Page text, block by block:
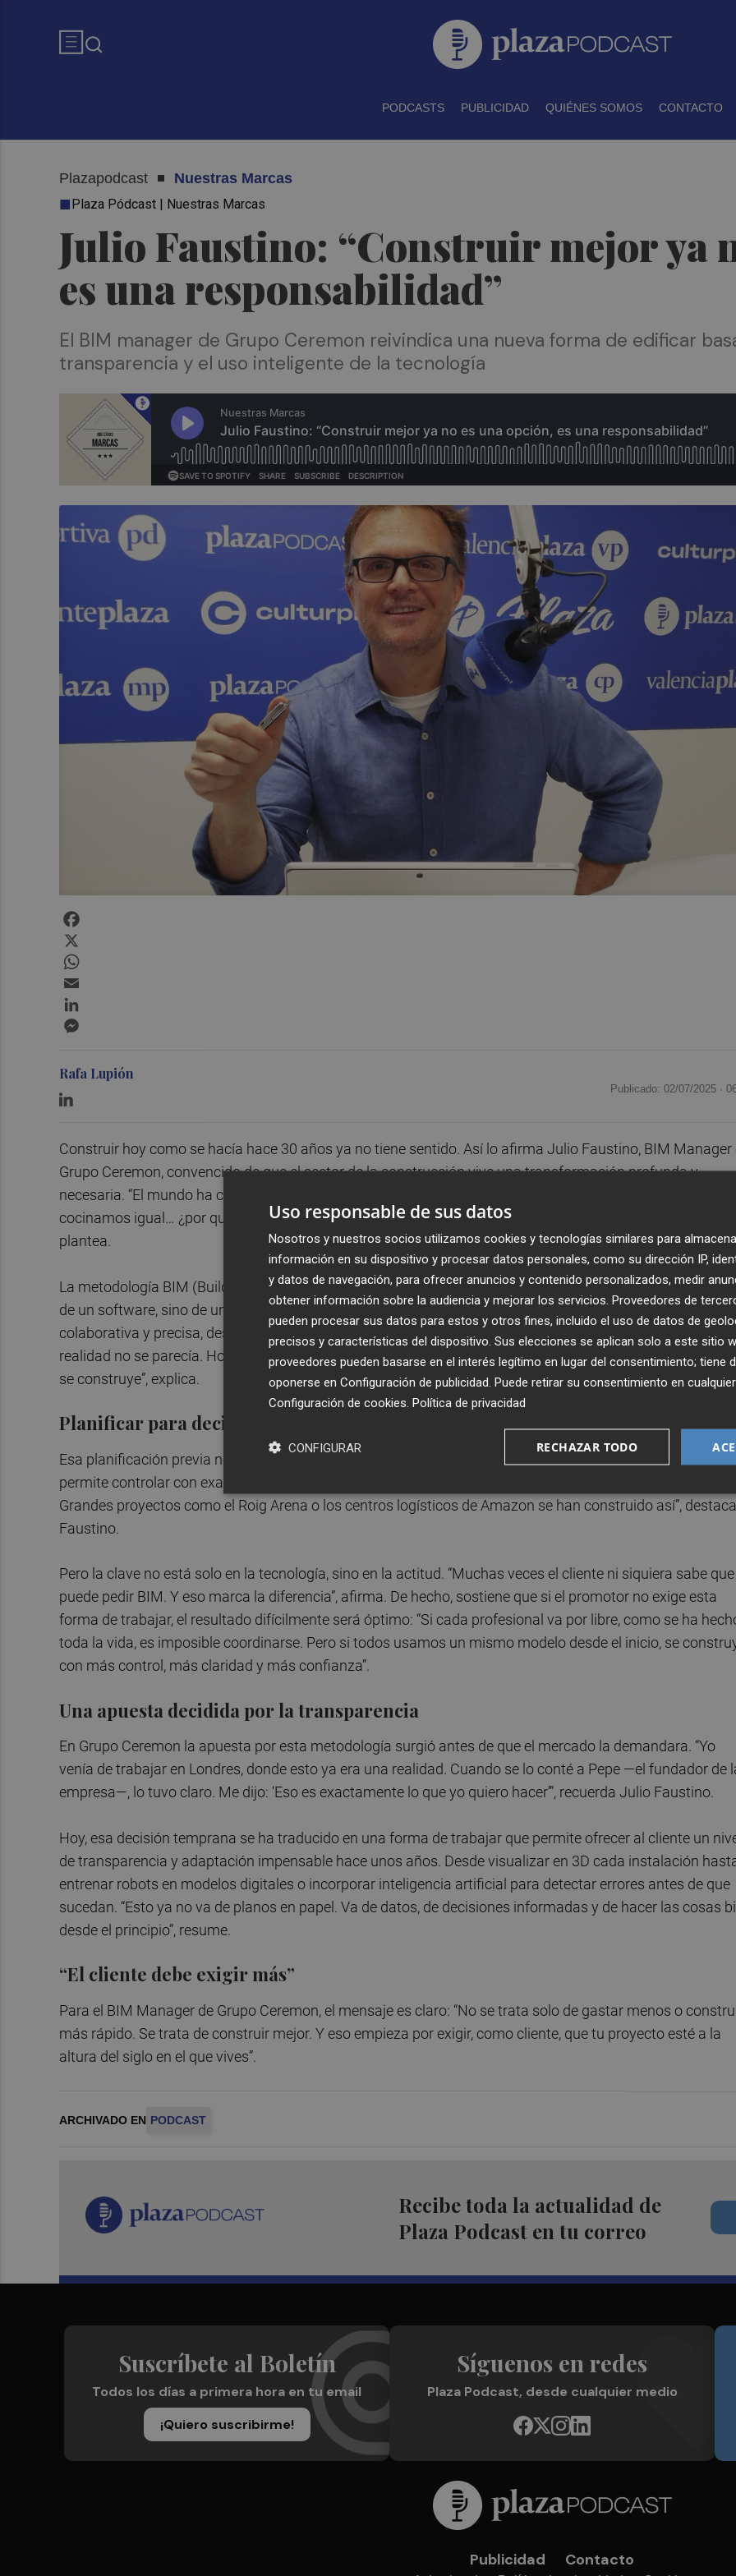
PODCASTS PUBLICIDAD QUIÉNES SOMOS CONTACTO
Plazapodcast Nuestras Marcas
Julio Faustino: “Construir mejor ya
es una responsabilidad”
Plaza Pódcast | Nuestras Marcas
El BIM manager de Grupo Ceremon reivindica una nueva forma de edificar
transparencia y el uso inteligente de la tecnología
Rafa Lupión
Publicado: 02/07/2025 ·
Construir hoy como se hacía hace 30 años ya no tiene sentido. Así lo afirma Julio Faustino, BIM Manager
Grupo Ceremon, convencido de que el sector de la construcción vive una transformación profunda y
necesaria. “El mundo ha cambiado y la forma de construir también debe hacerlo. No conducimos igual, no
cocinamos igual… ¿por qué deberíamos seguir levantando edificios con los mismos métodos del
plantea.
La metodología BIM (Building Information Modeling) está en el centro de esta transformación. No se trata
de un software, sino de una filosofía de trabajo que permite diseñar, coordinar y ejecutar obras de forma
colaborativa y precisa, desde el primer plano hasta la entrega final. “Antes veías un render bonito y luego
realidad no se parecía. Hoy modelamos la obra entera en digital, se revisa, se ajusta, se valida… y
se construye”, explica.
Planificar para decidir mejor
Esa planificación previa no solo mejora la calidad del resultado. También reduce errores, acelera los
permite controlar con exactitud cada medición, presupuesto o modificación. “Ya no es ciencia ficción.
Grandes proyectos como el Roig Arena o los centros logísticos de Amazon se han construido así”, destaca
Faustino.
Pero la clave no está solo en la tecnología, sino en la actitud. “Muchas veces el cliente ni siquiera sabe que
puede pedir BIM. Y eso marca la diferencia”, afirma. De hecho, sostiene que si el promotor no exige esta
forma de trabajar, el resultado difícilmente será óptimo: “Si cada profesional va por libre, como se ha
toda la vida, es imposible coordinarse. Pero si todos usamos un mismo modelo desde el inicio, se
con más control, más claridad y más confianza”.
Una apuesta decidida por la transparencia
En Grupo Ceremon la apuesta por esta metodología surgió antes de que el mercado la demandara. “Yo
venía de trabajar en Londres, donde esto ya era una realidad. Cuando se lo conté a Pepe —el fundador de
empresa—, lo tuvo claro. Me dijo: ‘Eso es exactamente lo que yo quiero hacer’”, recuerda Julio Faustino.
Hoy, esa decisión temprana se ha traducido en una forma de trabajar que permite ofrecer al cliente un
de transparencia y adaptación impensable hace unos años. Desde visualizar en 3D cada instalación
entrenar robots en modelos digitales o incorporar inteligencia artificial para detectar errores antes de que
sucedan. “Esto ya no va de planos en papel. Va de datos, de decisiones informadas y de hacer las cosas
desde el principio”, resume.
“El cliente debe exigir más”
Para el BIM Manager de Grupo Ceremon, el mensaje es claro: “No se trata solo de gastar menos o
más rápido. Se trata de construir mejor. Y eso empieza por exigir, como cliente, que tu proyecto esté a la
altura del siglo en el que vives”.
ARCHIVADO EN PODCAST
Recibe toda la actualidad de
Plaza Podcast en tu correo
Suscríbete al Boletín
Todos los días a primera hora en tu email
¡Quiero suscribirme!
Síguenos en redes
Plaza Podcast, desde cualquier medio
Publicidad Contacto
Uso responsable de sus datos
Nosotros y nuestros socios utilizamos cookies y tecnologías similares para
información en su dispositivo y procesar datos personales, como su dirección IP,
y datos de navegación, para ofrecer anuncios y contenido personalizados, medir
obtener información sobre la audiencia y mejorar los servicios. Proveedores de
pueden procesar sus datos para estos y otros fines, incluido el uso de datos de
precisos y características del dispositivo. Sus elecciones se aplican solo a este sitio
proveedores pueden basarse en el interés legítimo en lugar del consentimiento; tiene
oponerse en Configuración de publicidad . Puede retirar su consentimiento en
Configuración de cookies Política de privacidad
RECHAZAR TODO
CONFIGURAR